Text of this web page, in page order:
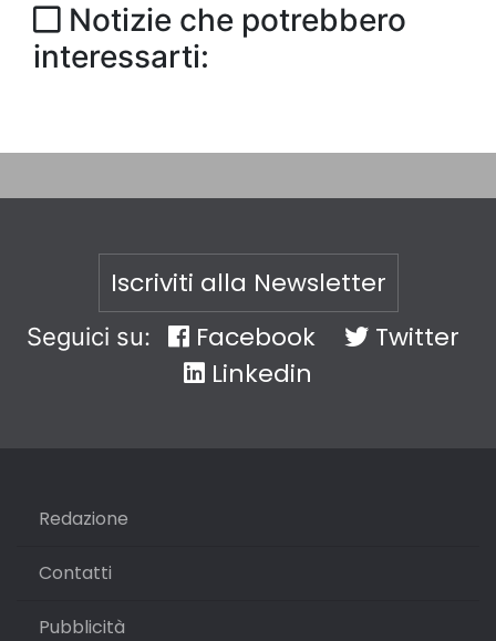
Notizie che potrebbero
interessarti:
Iscriviti alla Newsletter
Seguici su: Facebook
Twitter
Linkedin
Redazione
Contatti
Pubblicità